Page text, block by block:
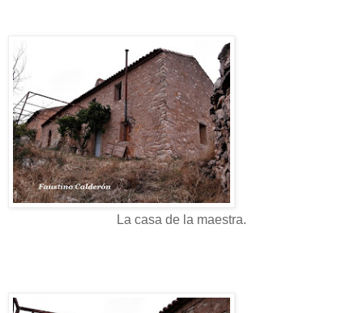
La casa de la maestra.